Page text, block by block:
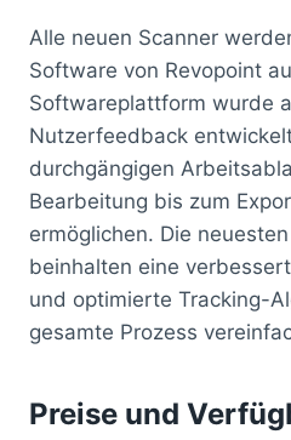
Alle neuen Scanner
Software von Revopoint
Softwareplattform wurde
Nutzerfeedback
durchgängigen
Bearbeitung bis zum
ermöglichen. Die
beinhalten eine
und optimierte Tracking-
gesamte Prozess
Preise und